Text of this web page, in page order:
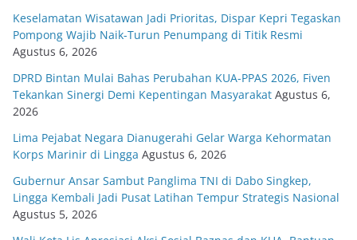
Keselamatan Wisatawan Jadi Prioritas, Dispar Kepri Tegaskan
Pompong Wajib Naik-Turun Penumpang di Titik Resmi
Agustus 6, 2026
DPRD Bintan Mulai Bahas Perubahan KUA-PPAS 2026, Fiven
Tekankan Sinergi Demi Kepentingan Masyarakat Agustus 6,
2026
Lima Pejabat Negara Dianugerahi Gelar Warga Kehormatan
Korps Marinir di Lingga Agustus 6, 2026
Gubernur Ansar Sambut Panglima TNI di Dabo Singkep,
Lingga Kembali Jadi Pusat Latihan Tempur Strategis Nasional
Agustus 5, 2026